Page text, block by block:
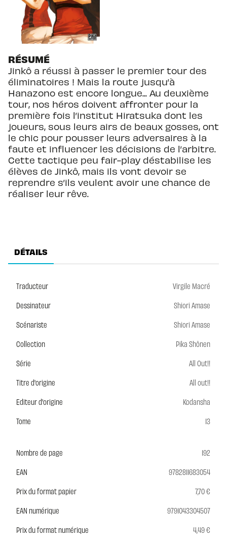
RÉSUMÉ
Jinkô a réussi à passer le premier tour des
éliminatoires ! Mais la route jusqu’à
Hanazono est encore longue... Au deuxième
tour, nos héros doivent affronter pour la
première fois l’institut Hiratsuka dont les
joueurs, sous leurs airs de beaux gosses, ont
le chic pour pousser leurs adversaires à la
faute et influencer les décisions de l’arbitre.
Cette tactique peu fair-play déstabilise les
élèves de Jinkô, mais ils vont devoir se
reprendre s’ils veulent avoir une chance de
réaliser leur rêve.
DÉTAILS
Traducteur
Virgile Macré
Dessinateur
Shiori Amase
Scénariste
Shiori Amase
Collection
Pika Shônen
Série
All Out!!
Titre d'origine
All out!!
Editeur d'origine
Kodansha
Tome
13
Nombre de page
192
EAN
9782811683054
Prix du format papier
7,70 €
EAN numérique
9791043304507
Prix du format numérique
4,49 €